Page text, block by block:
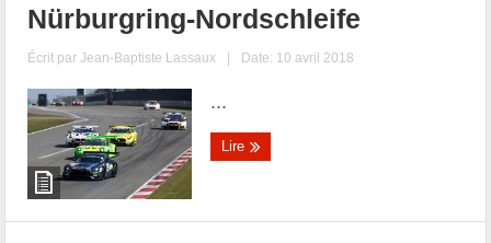
Nürburgring-Nordschleife
Écrit parJean-Baptiste Lassaux | Date: 10 avril 2018
...
Lire